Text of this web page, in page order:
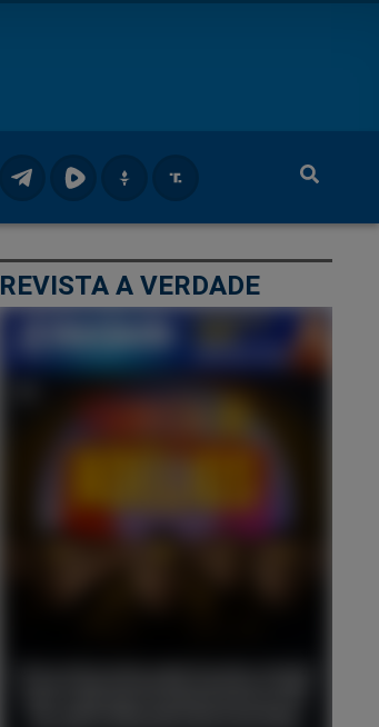
REVISTA A VERDADE